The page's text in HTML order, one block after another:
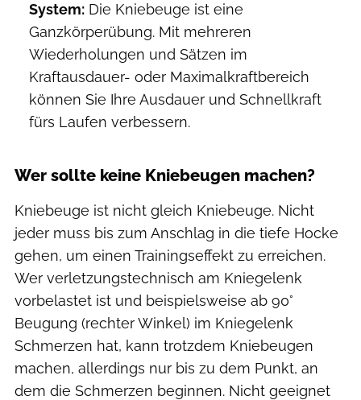
System: Die Kniebeuge ist eine
Ganzkörperübung. Mit mehreren
Wiederholungen und Sätzen im
Kraftausdauer- oder Maximalkraftbereich
können Sie Ihre Ausdauer und Schnellkraft
fürs Laufen verbessern.
Wer sollte keine Kniebeugen machen?
Kniebeuge ist nicht gleich Kniebeuge. Nicht
jeder muss bis zum Anschlag in die tiefe Hocke
gehen, um einen Trainingseffekt zu erreichen.
Wer verletzungstechnisch am Kniegelenk
vorbelastet ist und beispielsweise ab 90°
Beugung (rechter Winkel) im Kniegelenk
Schmerzen hat, kann trotzdem Kniebeugen
machen, allerdings nur bis zu dem Punkt, an
dem die Schmerzen beginnen. Nicht geeignet